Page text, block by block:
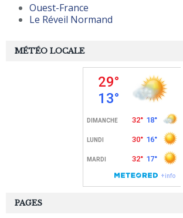
PAGES
MÉTÉO LOCALE
Ouest-France
Le Réveil Normand